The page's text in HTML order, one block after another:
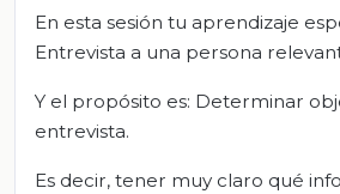
En esta sesión tu aprendizaje
Entrevista a una persona
Y el propósito es: Determinar
entrevista.
Es decir, tener muy claro qué